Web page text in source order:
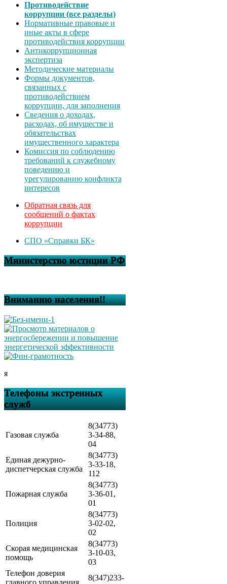
Противодействие
коррупции (все разделы)
Нормативные правовые и
иные акты в сфере
противодействия коррупции
Антикоррупционная
экспертиза
Методические материалы
Формы документов,
связанных с
противодействием
коррупции, для заполнения
Сведения о доходах,
расходах, об имуществе и
обязательствах
имущественного характера
Комиссия по соблюдению
требований к служебному
поведению и
урегулированию конфликта
интересов
Обратная связь для
сообщений о фактах
коррупции
СПО «Справки БК»
Министерство юстиции РФ
Вниманию населения!!
я
Телефоны экстренных
служб
Газовая служба
8(34773)
3-34-88,
04
Единая дежурно-
диспетчерская служба
8(34773)
3-33-18,
112
Пожарная служба
8(34773)
3-36-01,
01
Полиция
8(34773)
3-02-02,
02
Скорая медицинская
помощь
8(34773)
3-10-03,
03
Телефон доверия
главного управления
8(347)233-